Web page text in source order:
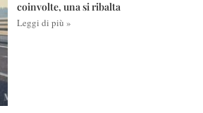
coinvolte, una si ribalta
Leggi di più »